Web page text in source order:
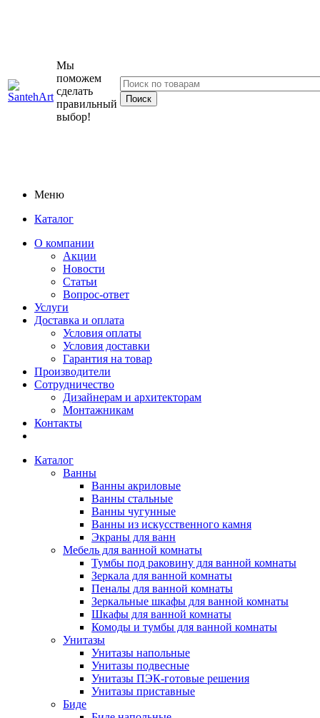
Мы
поможем
сделать
правильный
выбор!
Меню
Каталог
О компании
Акции
Новости
Статьи
Вопрос-ответ
Услуги
Доставка и оплата
Условия оплаты
Условия доставки
Гарантия на товар
Производители
Сотрудничество
Дизайнерам и архитекторам
Монтажникам
Контакты
Каталог
Ванны
Ванны акриловые
Ванны стальные
Ванны чугунные
Ванны из искусственного камня
Экраны для ванн
Мебель для ванной комнаты
Тумбы под раковину для ванной комнаты
Зеркала для ванной комнаты
Пеналы для ванной комнаты
Зеркальные шкафы для ванной комнаты
Шкафы для ванной комнаты
Комоды и тумбы для ванной комнаты
Унитазы
Унитазы напольные
Унитазы подвесные
Унитазы ПЭК-готовые решения
Унитазы приставные
Биде